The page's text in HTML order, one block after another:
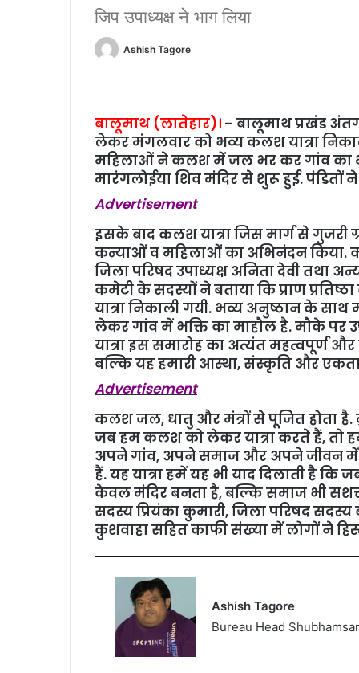
जिप उपाध्यक्ष ने भाग लिया
Ashish Tagore
बालूमाथ (लातेहार)। – बालूमाथ प्रखंड
लेकर मंगलवार को भव्य कलश यात्रा
महिलाओं ने कलश में जल भर कर गांव का
मारंगलोईया शिव मंदिर से शुरू हुई. पंडितों
Advertisement
इसके बाद कलश यात्रा जिस मार्ग से गुजरी
कन्याओं व महिलाओं का अभिनंदन किया.
जिला परिषद उपाध्यक्ष अनिता देवी तथा
कमेटी के सदस्यों ने बताया कि प्राण
यात्रा निकाली गयी. भव्य अनुष्ठान के साथ
लेकर गांव में भक्ति का माहौल है. मौके पर
यात्रा इस समारोह का अत्यंत महत्वपूर्ण
बल्कि यह हमारी आस्था, संस्कृति और एकता
Advertisement
कलश जल, धातु और मंत्रों से पूजित होता है.
जब हम कलश को लेकर यात्रा करते हैं, तो
अपने गांव, अपने समाज और अपने जीवन में
हैं. यह यात्रा हमें यह भी याद दिलाती है
केवल मंदिर बनता है, बल्कि समाज भी
सदस्य प्रियंका कुमारी, जिला परिषद
कुशवाहा सहित काफी संख्या में लोगों ने
Ashish Tagore
Bureau Head